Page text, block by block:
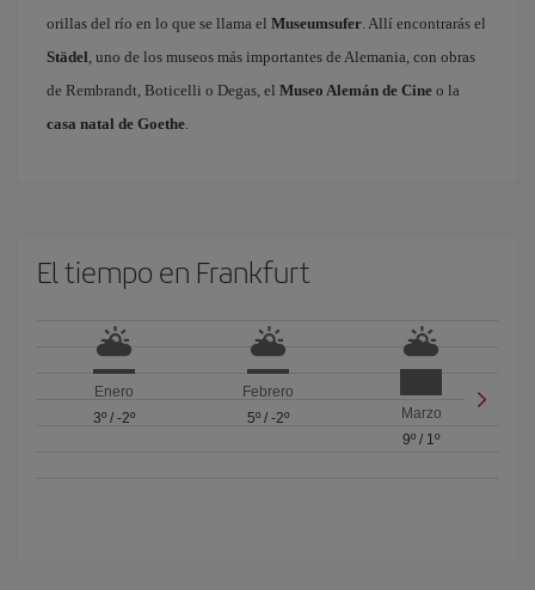
orillas del río en lo que se llama el Museumsufer. Allí encontrarás el
Städel, uno de los museos más importantes de Alemania, con obras
de Rembrandt, Boticelli o Degas, el Museo Alemán de Cine o la
casa natal de Goethe.
El tiempo en Frankfurt
Enero
3º/ -2º
Febrero
5º/ -2º
Marzo
9º / 1º